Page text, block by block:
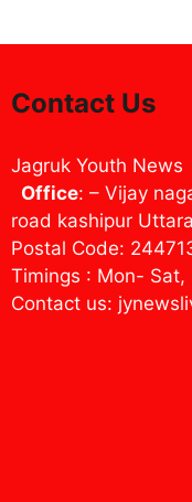
Contact Us
Jagruk Youth News
Office: – Vijay
road kashipur
Postal Code:
Timings : Mon-
Contact us: